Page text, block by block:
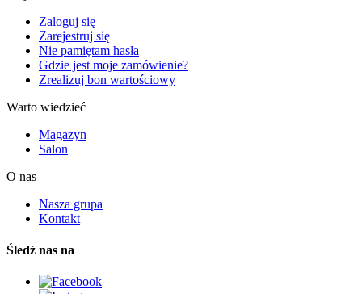
Zaloguj się
Zarejestruj się
Nie pamiętam hasła
Gdzie jest moje zamówienie?
Zrealizuj bon wartościowy
Warto wiedzieć
Magazyn
Salon
O nas
Nasza grupa
Kontakt
Śledź nas na